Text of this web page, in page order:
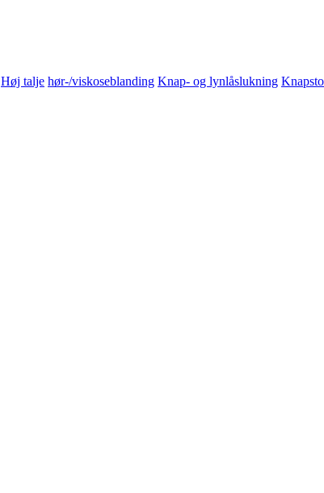
Høj talje hør-/viskoseblanding Knap- og lynlåslukning